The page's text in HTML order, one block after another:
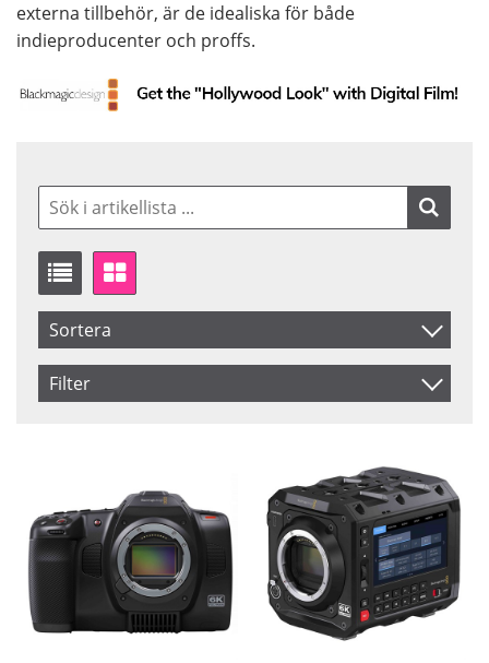
externa tillbehör, är de idealiska för både
indieproducenter och proffs.
Sortera
Artikelkod
Filter